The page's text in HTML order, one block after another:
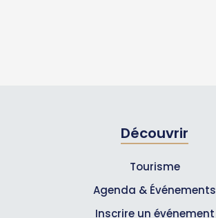
Découvrir
Tourisme
Agenda & Événements
Inscrire un événement